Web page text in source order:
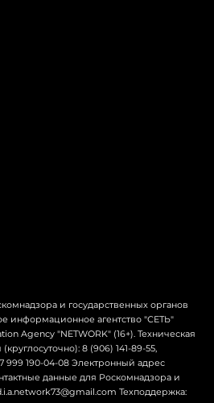
и государственных органов
информационное агентство "СЕТЬ"
Agency "NETWORK" (16+). Техническая
8 (906) 141-89-55,
999 190-04-08 Электронный адрес
данные для Роскомнадзора и
Техподдержка: